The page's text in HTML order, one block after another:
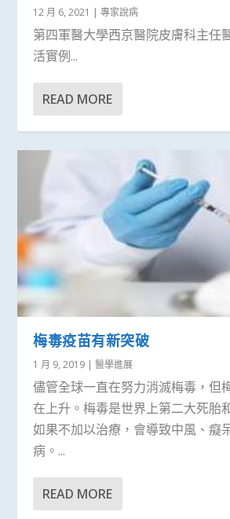
12 月 6, 2021 |專家說病
第四軍醫大學西京醫院皮膚科主任
活實例...
READ MORE
梅毒疫苗有新突破
1 月 9, 2019 |醫學進展
儘管全球一直在努力消滅梅毒，但
在上升。梅毒是世界上第二大死胎
如果不加以治療，會導致中風、癡
病。...
READ MORE